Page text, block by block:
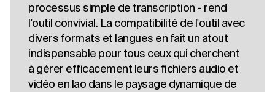
processus simple de transcription - rend
l'outil convivial. La compatibilité de l'outil avec
divers formats et langues en fait un atout
indispensable pour tous ceux qui cherchent
à gérer efficacement leurs fichiers audio et
vidéo en lao dans le paysage dynamique de